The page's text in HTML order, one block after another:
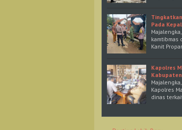
Pada
kamtibmas
Kanit
Kapolres
Kapolres
dinas